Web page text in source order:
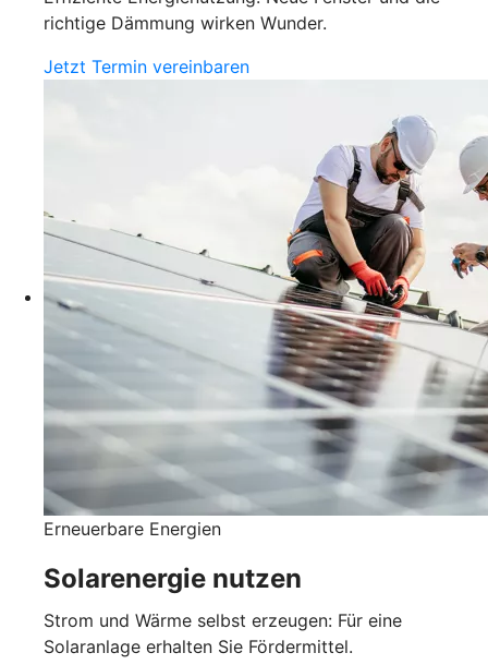
richtige Dämmung wirken Wunder.
Jetzt Termin vereinbaren
Erneuerbare Energien
Solarenergie nutzen
Strom und Wärme selbst erzeugen: Für eine
Solaranlage erhalten Sie Fördermittel.